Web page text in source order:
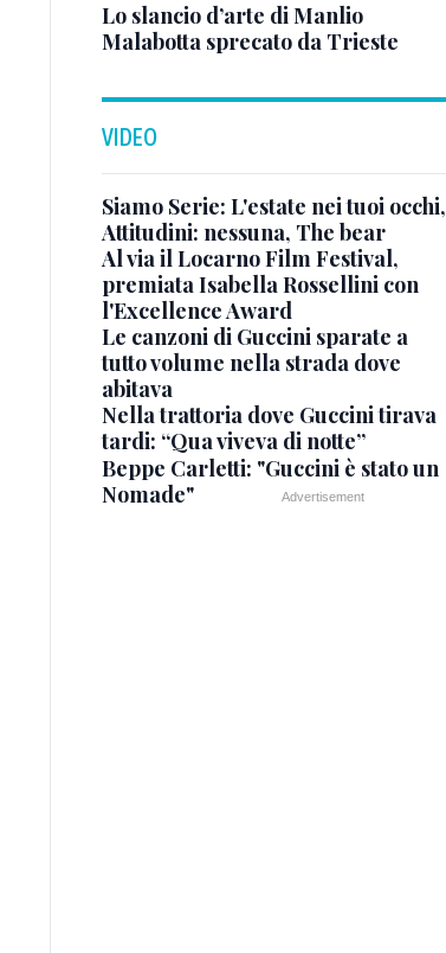
Lo slancio d’arte di Manlio
Malabotta sprecato da Trieste
VIDEO
Siamo Serie: L'estate nei tuoi occhi,
Attitudini: nessuna, The bear
Al via il Locarno Film Festival,
premiata Isabella Rossellini con
l'Excellence Award
Le canzoni di Guccini sparate a
tutto volume nella strada dove
abitava
Nella trattoria dove Guccini tirava
tardi: “Qua viveva di notte”
Beppe Carletti: "Guccini è stato un
Nomade"